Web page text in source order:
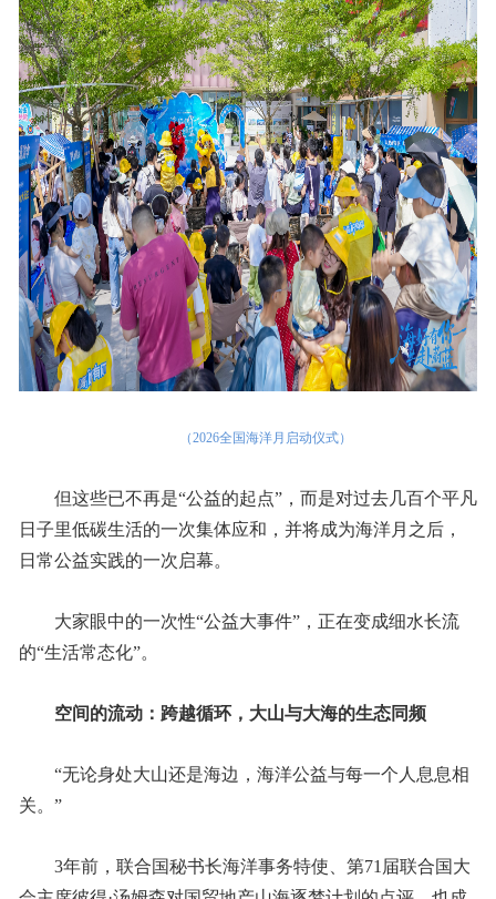
（2026全国海洋月启动仪式）
但这些已不再是“公益的起点”，而是对过去几百个平凡
日子里低碳生活的一次集体应和，并将成为海洋月之后，
日常公益实践的一次启幕。
大家眼中的一次性“公益大事件”，正在变成细水长流
的“生活常态化”。
空间的流动：跨越循环，大山与大海的生态同频
“无论身处大山还是海边，海洋公益与每一个人息息相
关。”
3年前，联合国秘书长海洋事务特使、第71届联合国大